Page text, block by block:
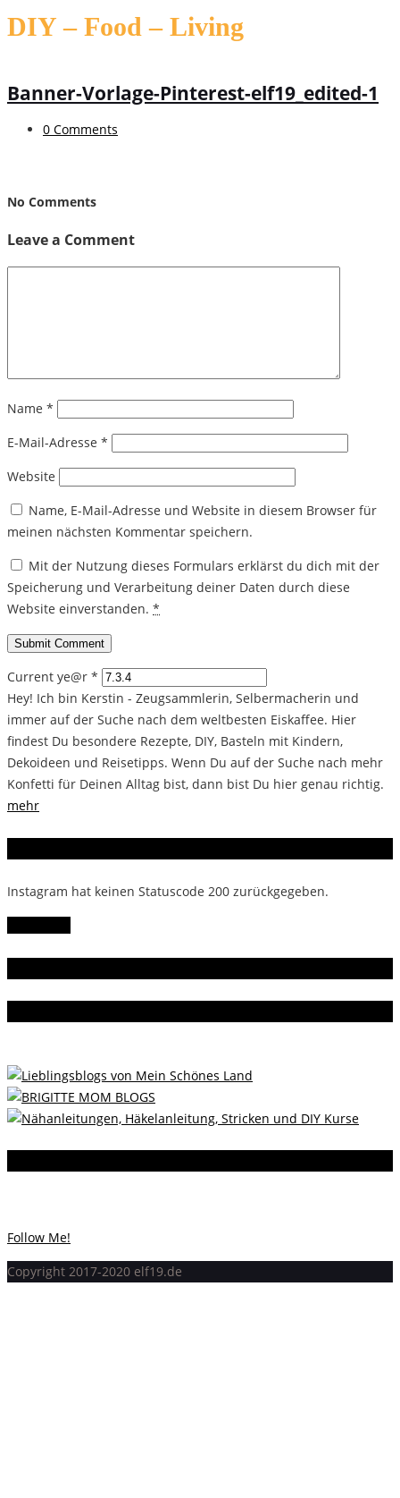
DIY – Food – Living
Banner-Vorlage-Pinterest-elf19_edited-1
0 Comments
No Comments
Leave a Comment
Name *
E-Mail-Adresse *
Website
Name, E-Mail-Adresse und Website in diesem Browser für
meinen nächsten Kommentar speichern.
Mit der Nutzung dieses Formulars erklärst du dich mit der
Speicherung und Verarbeitung deiner Daten durch diese
Website einverstanden. *
Current ye@r *
Hey! Ich bin Kerstin - Zeugsammlerin, Selbermacherin und
immer auf der Suche nach dem weltbesten Eiskaffee. Hier
findest Du besondere Rezepte, DIY, Basteln mit Kindern,
Dekoideen und Reisetipps. Wenn Du auf der Suche nach mehr
Konfetti für Deinen Alltag bist, dann bist Du hier genau richtig.
mehr
Instagram hat keinen Statuscode 200 zurückgegeben.
Follow Me!
Copyright 2017-2020 elf19.de